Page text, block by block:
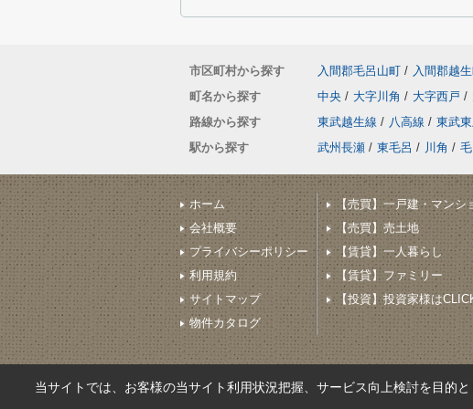
市区町村から探す 入間郡毛呂山町 / 入間郡越
町名から探す
中央 / 大字川角 / 大字西戸 /
路線から探す
東武越生線 / 八高線 / 東武
駅から探す
武州長瀬 / 東毛呂 / 川角 /
ホーム
会社概要
プライバシーポリシー
利用規約
サイトマップ
物件カタログ
【売買】一戸建・マンシ
【売買】売土地
【賃貸】一人暮らし
【賃貸】ファミリー
【投資】投資家様は
当サイトでは、お客様の当サイト利用状況把握、サービス向上検討を目的